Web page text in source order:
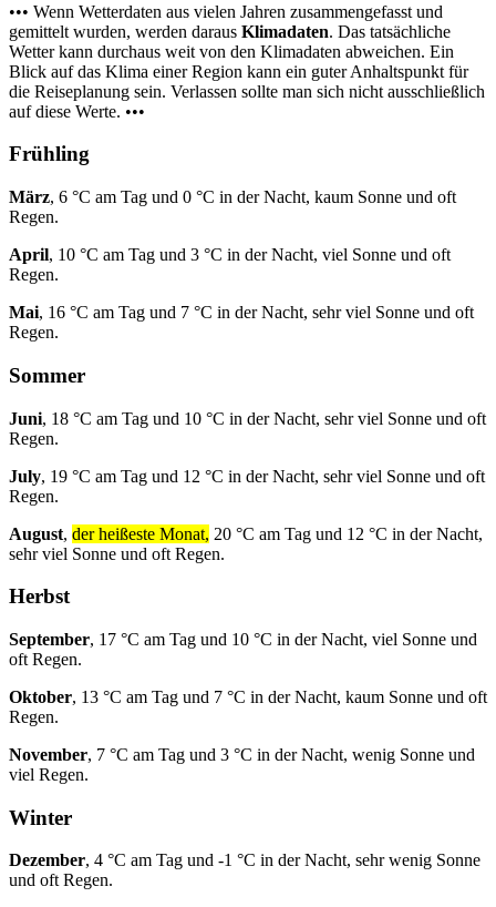
••• Wenn Wetterdaten aus vielen Jahren zusammengefasst und
gemittelt wurden, werden daraus Klimadaten. Das tatsächliche
Wetter kann durchaus weit von den Klimadaten abweichen. Ein
Blick auf das Klima einer Region kann ein guter Anhaltspunkt für
die Reiseplanung sein. Verlassen sollte man sich nicht ausschließlich
auf diese Werte. •••
Frühling
März, 6 °C am Tag und 0 °C in der Nacht, kaum Sonne und oft
Regen.
April, 10 °C am Tag und 3 °C in der Nacht, viel Sonne und oft
Regen.
Mai, 16 °C am Tag und 7 °C in der Nacht, sehr viel Sonne und oft
Regen.
Sommer
Juni, 18 °C am Tag und 10 °C in der Nacht, sehr viel Sonne und oft
Regen.
July, 19 °C am Tag und 12 °C in der Nacht, sehr viel Sonne und oft
Regen.
August, der heißeste Monat, 20 °C am Tag und 12 °C in der Nacht,
sehr viel Sonne und oft Regen.
Herbst
September, 17 °C am Tag und 10 °C in der Nacht, viel Sonne und
oft Regen.
Oktober, 13 °C am Tag und 7 °C in der Nacht, kaum Sonne und oft
Regen.
November, 7 °C am Tag und 3 °C in der Nacht, wenig Sonne und
viel Regen.
Winter
Dezember, 4 °C am Tag und -1 °C in der Nacht, sehr wenig Sonne
und oft Regen.